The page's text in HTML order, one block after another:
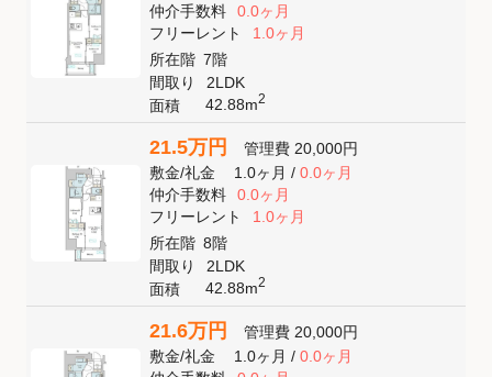
仲介手数料
0.0ヶ月
フリーレント
1.0ヶ月
所在階 7階
間取り
2LDK
面積
42.88m2
21.5万円 管理費 20,000円
敷金/礼金 1.0ヶ月/ 0.0ヶ月
仲介手数料
0.0ヶ月
フリーレント
1.0ヶ月
所在階 8階
間取り
2LDK
面積
42.88m2
21.6万円 管理費 20,000円
敷金/礼金 1.0ヶ月/ 0.0ヶ月